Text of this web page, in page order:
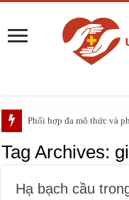
Phối hợp đa mô thức và
PHẪU THUẬT
Tag Archives:
Hạ bạch cầu